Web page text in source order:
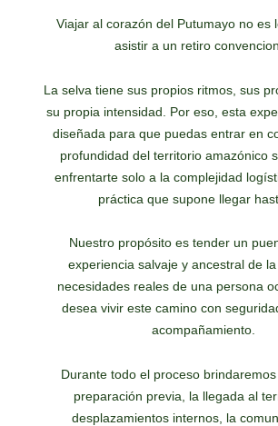
Viajar al corazón del Putumayo no es
asistir a un retiro
La selva tiene sus propios ritmos, sus
su propia intensidad. Por eso, esta
diseñada para que puedas entrar en
profundidad del territorio amazónico
enfrentarte solo a la complejidad
práctica que supone llegar
Nuestro propósito es tender un
experiencia salvaje y ancestral de
necesidades reales de una persona
desea vivir este camino con
acompañamiento.
Durante todo el proceso
preparación previa, la llegada al
desplazamientos internos, la